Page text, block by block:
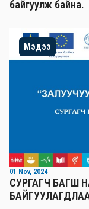
байгуулж байна.
Мэдээ
01 Nov, 2024
СУРГАГЧ БАГШ